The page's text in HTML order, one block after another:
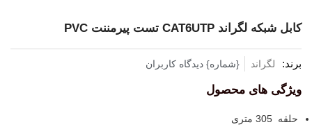
کابل شبکه لگراند CAT6UTP تست پیرمننت PVC
برند: لگراند {شماره} دیدگاه کاربران
ویژگی های محصول
حلقه 305 متری